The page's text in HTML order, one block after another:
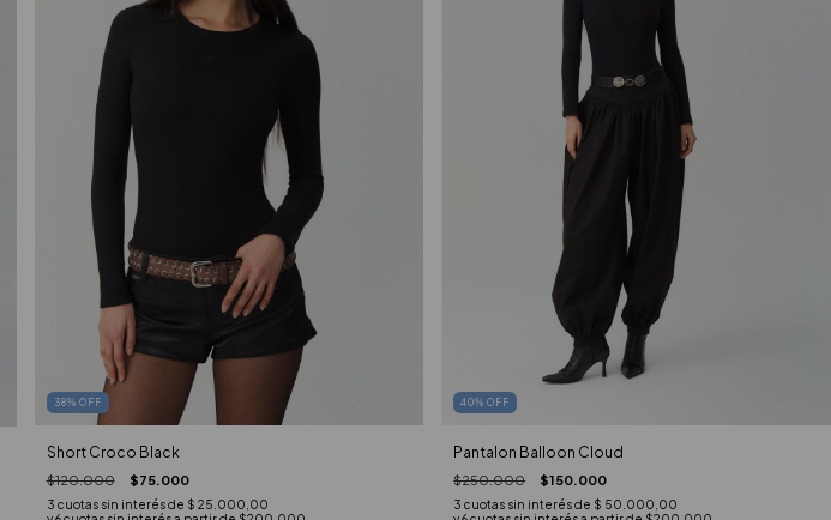
38% OFF
Short Croco Black
$120.000 $75.000
3 cuotas sin interés de $ 25.000,00
40%OFF
Pantalon Balloon Cloud
$250.000 $150.000
3 cuotas sin interés de $ 50.000,00